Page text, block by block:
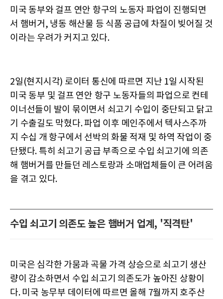
미국 동부와 걸프 연안 항구의 노동자 파업이 진행되면
서 햄버거, 냉동 해산물 등 식품 공급에 차질이 빚어질 것
이라는 우려가 커지고 있다.
2일(현지시각) 로이터 통신에 따르면 지난 1일 시작된
미국 동부 및 걸프 연안 항구 노동자들의 파업으로 컨테
이너선들이 발이 묶이면서 쇠고기 수입이 중단되고 닭고
기 수출길도 막혔다. 파업 이후 메인주에서 텍사스주까
지 수십 개 항구에서 선박의 화물 적재 및 하역 작업이 중
단됐다. 특히 쇠고기 공급 부족으로 수입 쇠고기에 의존
해 햄버거를 만들던 레스토랑과 소매업체들이 큰 어려움
을 겪고 있다.
수입 쇠고기 의존도 높은 햄버거 업계, '직격탄'
미국은 심각한 가뭄과 곡물 가격 상승으로 쇠고기 생산
량이 감소하면서 수입 쇠고기 의존도가 높아진 상황이
다. 미국 농무부 데이터에 따르면 올해 7월까지 호주산